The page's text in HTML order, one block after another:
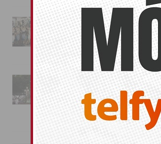
La magia de la Entrada Mora
conquista las calles de
Almoradí
01/08/2026
La fiesta se adueña de
Almoradí con la presentación
de los cargos festeros y la
toma del castillo
31/07/2026